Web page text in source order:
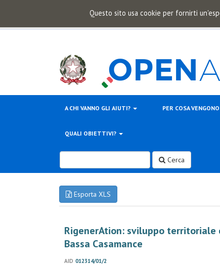
Questo sito usa cookie per fornirti
A CHI VANNO GLI AIUTI? PER COSA
QUALI OBIETTIVI?
Cerca
Esporta XLS
RigenerAtion: sviluppo
Bassa Casamance
AID 012314/01/2